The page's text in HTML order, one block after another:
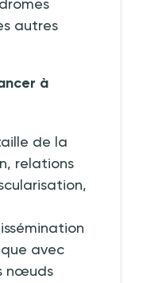
autres
à
de la
relations
avec
nœuds